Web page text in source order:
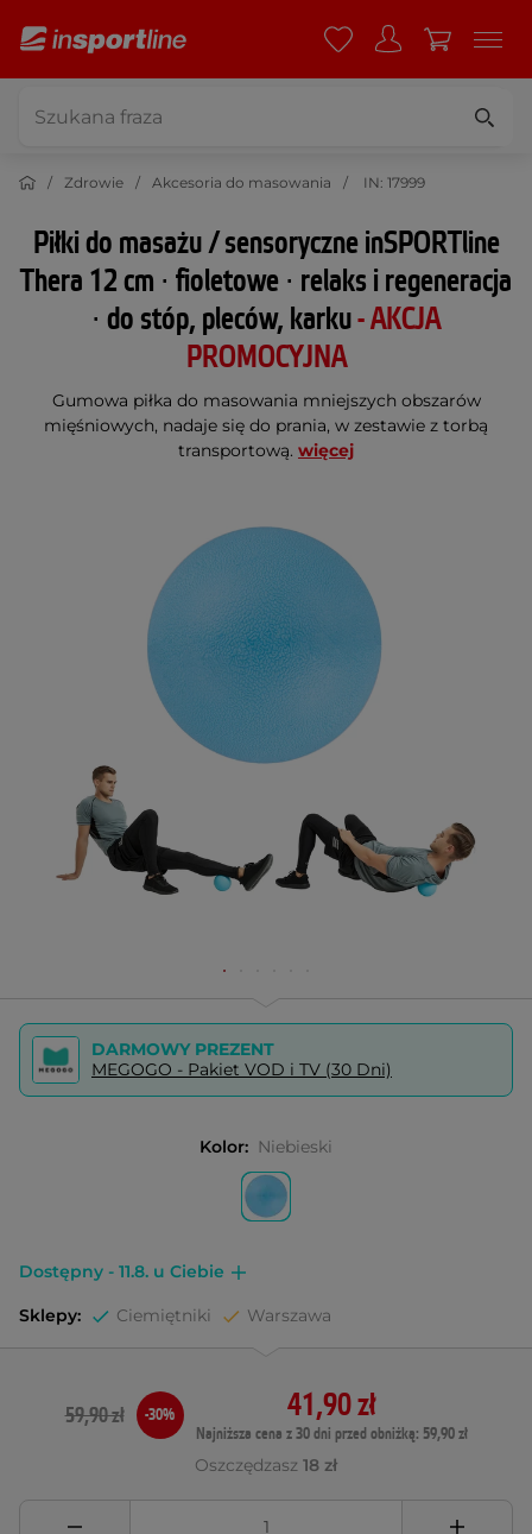
Zdrowie Akcesoria do masowania IN: 17999
Piłki do masażu / sensoryczne inSPORTline
Thera 12 cm ∙ fioletowe ∙ relaks i regeneracja
∙ do stóp, pleców, karku- AKCJA
PROMOCYJNA
Gumowa piłka do masowania mniejszych obszarów
mięśniowych, nadaje się do prania, w zestawie z torbą
transportową. więcej
DARMOWY PREZENT
MEGOGO - Pakiet VOD i TV (30 Dni)
Kolor: Niebieski
Dostępny - 11.8. u Ciebie
Sklepy: Ciemiętniki Warszawa
41,90 zł
Najniższa cena z 30 dni przed obniżką: 59,90 zł
59,90 zł -30%
Oszczędzasz 18 zł